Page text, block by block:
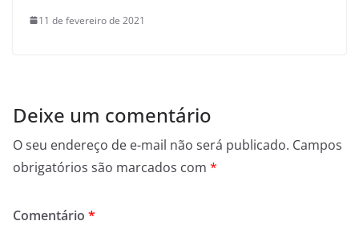
11 de fevereiro de 2021
Deixe um comentário
O seu endereço de e-mail não será publicado. Campos
obrigatórios são marcados com *
Comentário *